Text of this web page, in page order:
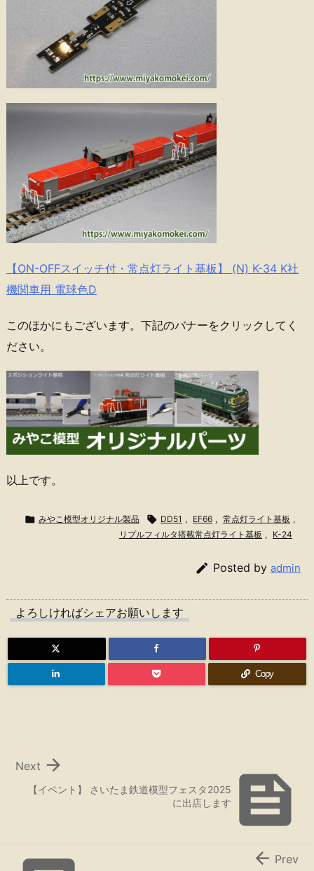
【ON-OFFスイッチ付・常点灯ライト基板】 (N) K-34 K社
機関車用 電球色D
このほかにもございます。下記のバナーをクリックしてく
ださい。
以上です。
 みやこ模型オリジナル製品  DD51 , EF66 , 常点灯ライト基板 ,
リプルフィルタ搭載常点灯ライト基板 , K-24
 Posted by admin
よろしければシェアお願いします
Copy

【イベント】 さいたま鉄道模型フェスタ2025
に出店します

Next
 Prev